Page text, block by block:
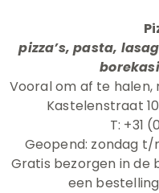
pizza’s, pasta,
Vooral om af te halen,
Kastelenstraat
T: +31
Geopend: zondag t/
Gratis bezorgen in de
een